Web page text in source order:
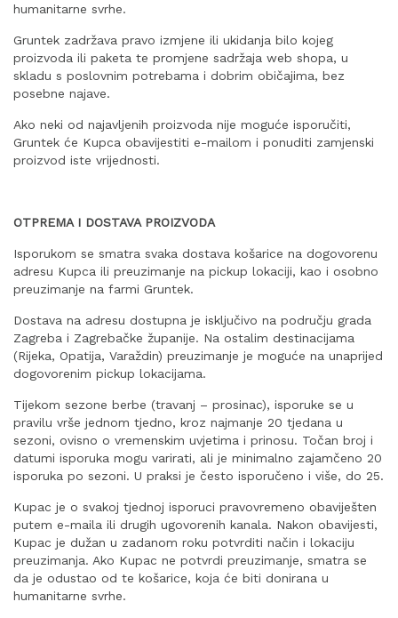
humanitarne svrhe.
Gruntek zadržava pravo izmjene ili ukidanja bilo kojeg
proizvoda ili paketa te promjene sadržaja web shopa, u
skladu s poslovnim potrebama i dobrim običajima, bez
posebne najave.
Ako neki od najavljenih proizvoda nije moguće isporučiti,
Gruntek će Kupca obavijestiti e-mailom i ponuditi zamjenski
proizvod iste vrijednosti.
OTPREMA I DOSTAVA PROIZVODA
Isporukom se smatra svaka dostava košarice na dogovorenu
adresu Kupca ili preuzimanje na pickup lokaciji, kao i osobno
preuzimanje na farmi Gruntek.
Dostava na adresu dostupna je isključivo na području grada
Zagreba i Zagrebačke županije. Na ostalim destinacijama
(Rijeka, Opatija, Varaždin) preuzimanje je moguće na unaprijed
dogovorenim pickup lokacijama.
Tijekom sezone berbe (travanj – prosinac), isporuke se u
pravilu vrše jednom tjedno, kroz najmanje 20 tjedana u
sezoni, ovisno o vremenskim uvjetima i prinosu. Točan broj i
datumi isporuka mogu varirati, ali je minimalno zajamčeno 20
isporuka po sezoni. U praksi je često isporučeno i više, do 25.
Kupac je o svakoj tjednoj isporuci pravovremeno obaviješten
putem e-maila ili drugih ugovorenih kanala. Nakon obavijesti,
Kupac je dužan u zadanom roku potvrditi način i lokaciju
preuzimanja. Ako Kupac ne potvrdi preuzimanje, smatra se
da je odustao od te košarice, koja će biti donirana u
humanitarne svrhe.